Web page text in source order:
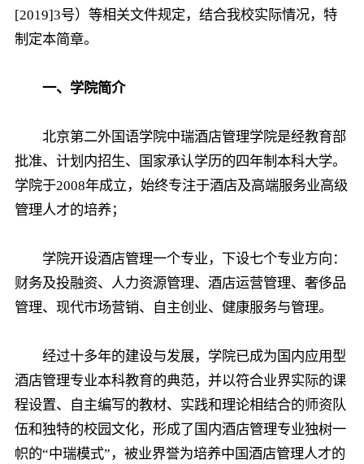
[2019]3号）等相关文件规定，结合我校实际情况，特
制定本简章。
一、学院简介
北京第二外国语学院中瑞酒店管理学院是经教育部
批准、计划内招生、国家承认学历的四年制本科大学。
学院于2008年成立，始终专注于酒店及高端服务业高级
管理人才的培养；
学院开设酒店管理一个专业，下设七个专业方向：
财务及投融资、人力资源管理、酒店运营管理、奢侈品
管理、现代市场营销、自主创业、健康服务与管理。
经过十多年的建设与发展，学院已成为国内应用型
酒店管理专业本科教育的典范，并以符合业界实际的课
程设置、自主编写的教材、实践和理论相结合的师资队
伍和独特的校园文化，形成了国内酒店管理专业独树一
帜的“中瑞模式”，被业界誉为培养中国酒店管理人才的